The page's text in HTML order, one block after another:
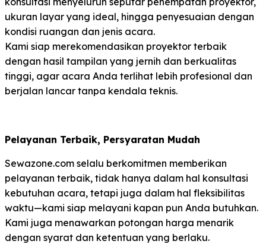
ukuran layar yang ideal, hingga penyesuaian dengan
kondisi ruangan dan jenis acara.
Kami siap merekomendasikan proyektor terbaik
dengan hasil tampilan yang jernih dan berkualitas
tinggi, agar acara Anda terlihat lebih profesional dan
berjalan lancar tanpa kendala teknis.
Pelayanan Terbaik, Persyaratan Mudah
Sewazone.com selalu berkomitmen memberikan
pelayanan terbaik, tidak hanya dalam hal konsultasi
kebutuhan acara, tetapi juga dalam hal fleksibilitas
waktu—kami siap melayani kapan pun Anda butuhkan.
Kami juga menawarkan potongan harga menarik
dengan syarat dan ketentuan yang berlaku.